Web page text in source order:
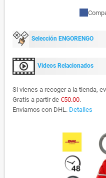
Selección ENGORENGO
Videos Relacionados
Si vienes a recoger a la tienda,
Gratis a partir de €50.00.
Enviamos con DHL. Detalles